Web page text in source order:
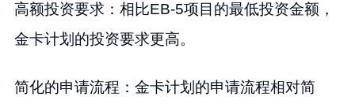
高额投资要求：相比EB-5项目的最低投资金额，
金卡计划的投资要求更高。
简化的申请流程：金卡计划的申请流程相对简